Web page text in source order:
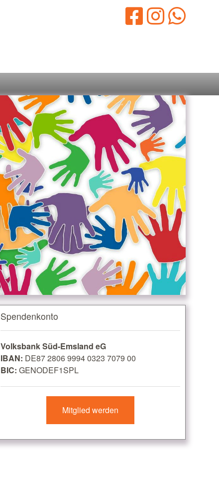
Spendenkonto
Volksbank Süd-Emsland eG
IBAN: DE87 2806 9994 0323 7079 00
BIC: GENODEF1SPL
Mitglied werden